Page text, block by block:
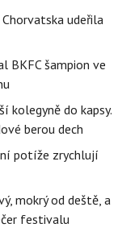
udeřila
BKFC šampion ve
kolegyně do kapsy.
berou dech
potíže zrychlují
mokrý od deště, a
festivalu